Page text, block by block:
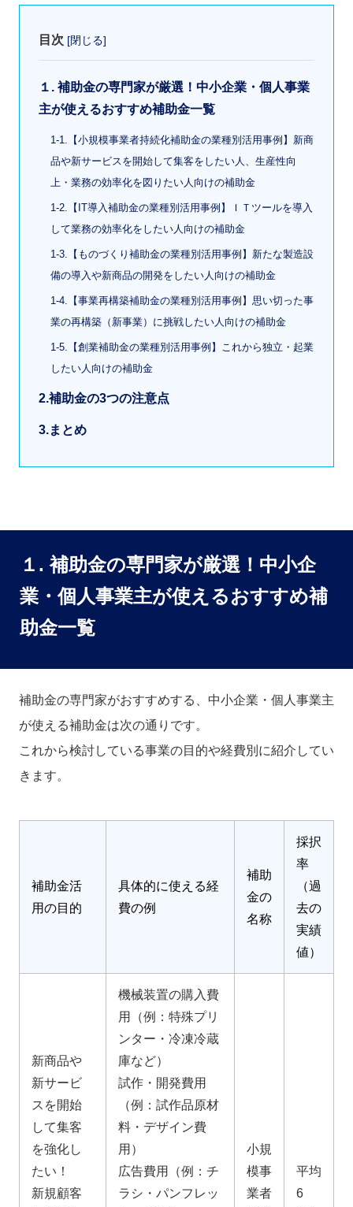
目次 [閉じる]
１. 補助金の専門家が厳選！中小企業・個人事業
主が使えるおすすめ補助金一覧
1-1.【小規模事業者持続化補助金の業種別活用事例】新商
品や新サービスを開始して集客をしたい人、生産性向
上・業務の効率化を図りたい人向けの補助金
1-2.【IT導入補助金の業種別活用事例】ＩＴツールを導入
して業務の効率化をしたい人向けの補助金
1-3.【ものづくり補助金の業種別活用事例】新たな製造設
備の導入や新商品の開発をしたい人向けの補助金
1-4.【事業再構築補助金の業種別活用事例】思い切った事
業の再構築（新事業）に挑戦したい人向けの補助金
1-5.【創業補助金の業種別活用事例】これから独立・起業
したい人向けの補助金
2.補助金の3つの注意点
3.まとめ
１. 補助金の専門家が厳選！中小企
業・個人事業主が使えるおすすめ補
助金一覧
補助金の専門家がおすすめする、中小企業・個人事業主
が使える補助金は次の通りです。
これから検討している事業の目的や経費別に紹介してい
きます。
補助金活
用の目的
具体的に使える経
費の例
補助
金の
名称
採択
率
（過
去の
実績
値）
新商品や
新サービ
スを開始
して集客
を強化し
たい！
新規顧客
機械装置の購入費
用（例：特殊プリ
ンター・冷凍冷蔵
庫など）
試作・開発費用
（例：試作品原材
料・デザイン費
用）
広告費用（例：チ
ラシ・パンフレッ
小規
模事
業者
平均
6